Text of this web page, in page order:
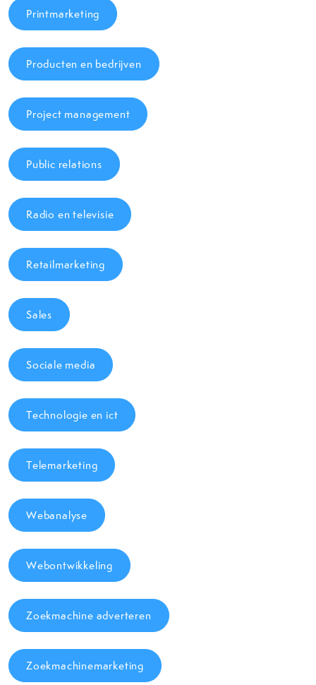
Printmarketing
Producten en bedrijven
Project management
Public relations
Radio en televisie
Retailmarketing
Sales
Sociale media
Technologie en ict
Telemarketing
Webanalyse
Webontwikkeling
Zoekmachine adverteren
Zoekmachinemarketing